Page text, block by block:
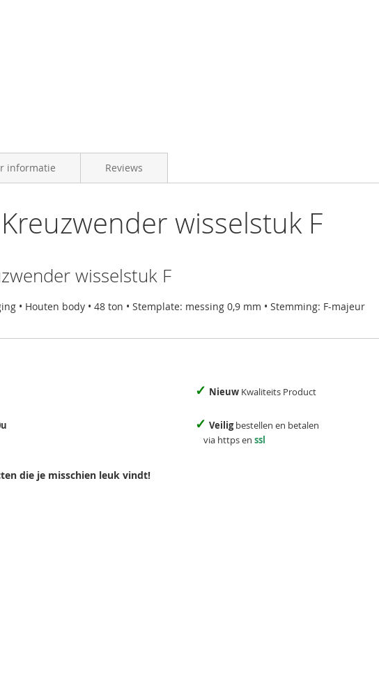
wisselstuk F
wisselstuk F
• Houten body • 48 ton • Stemplate: messing 0,9 mm • Stemming: F-majeur
informatie Reviews
✓ Nieuw Kwaliteits Product
✓ Veiligbestellen en betalen
via https en ssl
die je misschien leuk vindt!